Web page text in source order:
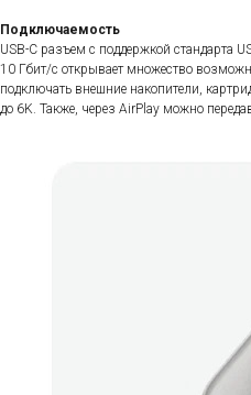
Подключаемость
USB-C разъем с поддержкой стандарта
10 Гбит/с открывает множество
подключать внешние накопители,
до 6K. Также, через AirPlay можно